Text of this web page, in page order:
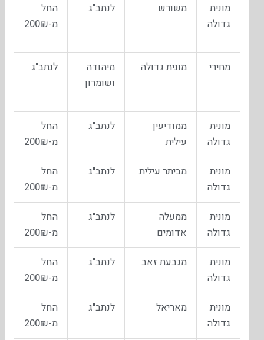
מונית
גדולה
משורש לנתב"ג
החל
מ-200₪
מחירי מונית גדולה
מיהודה
ושומרון
לנתב"ג
מונית
גדולה
ממודיעין
עילית
לנתב"ג
החל
מ-200₪
מונית
גדולה
מביתר עילית לנתב"ג
החל
מ-200₪
מונית
גדולה
ממעלה
אדומים
לנתב"ג
החל
מ-200₪
מונית
גדולה
מגבעת זאב לנתב"ג
החל
מ-200₪
מונית
גדולה
מאריאל לנתב"ג
החל
מ-200₪